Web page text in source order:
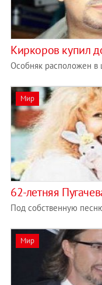
Киркоров купил
Особняк расположен
Мир
62-летняя
Под собственную
Мир